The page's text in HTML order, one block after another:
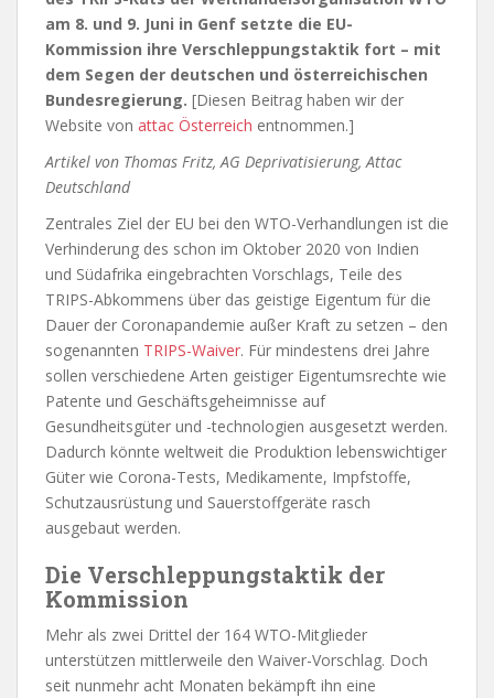
am 8. und 9. Juni in Genf setzte die EU-
Kommission ihre Verschleppungstaktik fort – mit
dem Segen der deutschen und österreichischen
Bundesregierung. [Diesen Beitrag haben wir der
Website von attac Österreich entnommen.]
Artikel von Thomas Fritz, AG Deprivatisierung, Attac
Deutschland
Zentrales Ziel der EU bei den WTO-Verhandlungen ist die
Verhinderung des schon im Oktober 2020 von Indien
und Südafrika eingebrachten Vorschlags, Teile des
TRIPS-Abkommens über das geistige Eigentum für die
Dauer der Coronapandemie außer Kraft zu setzen – den
sogenannten TRIPS-Waiver. Für mindestens drei Jahre
sollen verschiedene Arten geistiger Eigentumsrechte wie
Patente und Geschäftsgeheimnisse auf
Gesundheitsgüter und -technologien ausgesetzt werden.
Dadurch könnte weltweit die Produktion lebenswichtiger
Güter wie Corona-Tests, Medikamente, Impfstoffe,
Schutzausrüstung und Sauerstoffgeräte rasch
ausgebaut werden.
Die Verschleppungstaktik der
Kommission
Mehr als zwei Drittel der 164 WTO-Mitglieder
unterstützen mittlerweile den Waiver-Vorschlag. Doch
seit nunmehr acht Monaten bekämpft ihn eine